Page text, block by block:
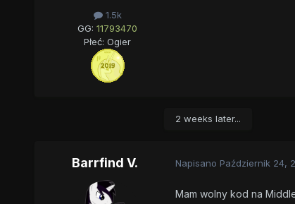
1.5k
GG:11793470
Płeć: Ogier
2 weeks later...
Barrfind V. Napisano Październik 24,
Mam wolny kod na